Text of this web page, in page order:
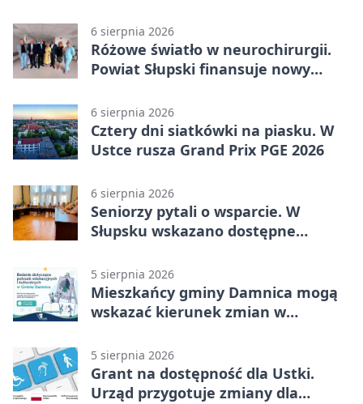
6 sierpnia 2026
Różowe światło w neurochirurgii.
Powiat Słupski finansuje nowy
6 sierpnia 2026
Cztery dni siatkówki na piasku. W
Ustce rusza Grand Prix PGE 2026
6 sierpnia 2026
Seniorzy pytali o wsparcie. W
Słupsku wskazano dostępne
5 sierpnia 2026
Mieszkańcy gminy Damnica mogą
wskazać kierunek zmian w
5 sierpnia 2026
Grant na dostępność dla Ustki.
Urząd przygotuje zmiany dla